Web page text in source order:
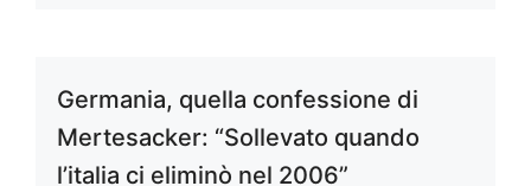
Germania, quella confessione di
Mertesacker: “Sollevato quando
l’italia ci eliminò nel 2006”